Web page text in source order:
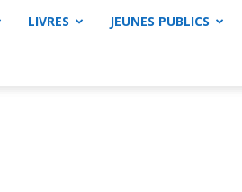
LIVRES JEUNES PUBLICS